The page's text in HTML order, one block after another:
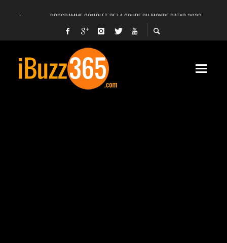
PROGRAMME COMPLET DE LA COUPE DU MONDE QATAR 2022
FACEBOOK, INSTAGRAM ET WHATSAPP HORS SERVICE! EST-CE UNE CYBER-
UNE VIDÉO 4K MONTRE LA PLANÈTE MARS EN ULTRA-HAUTE DÉFINITION
LANCEMENT DU PREMIER VOL HABITÉ DE SPACEX
DÉCÈS DE L’EX-PRÉSIDENT ZINE EL ABIDINE BEN ALI, SERA-T-IL ENTERRÉ EN